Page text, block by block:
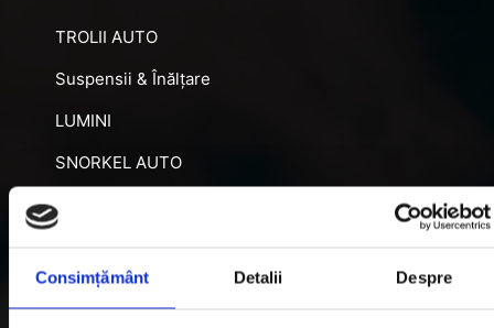
Consimțământ Detalii Despre
TROLII AUTO
Suspensii & Înălțare
LUMINI
SNORKEL AUTO
ACCESORII RECUPERARE
DISTANTIERE